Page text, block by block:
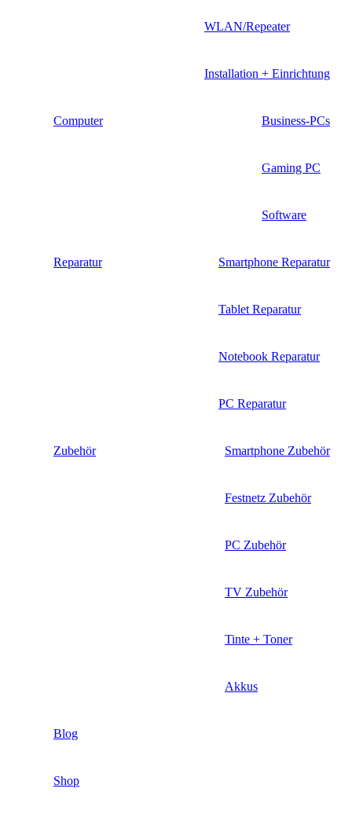
WLAN/Repeater
Installation + Einrichtung
Computer Business-PCs
Gaming PC
Software
Reparatur Smartphone Reparatur
Tablet Reparatur
Notebook Reparatur
PC Reparatur
Zubehör Smartphone Zubehör
Festnetz Zubehör
PC Zubehör
TV Zubehör
Tinte + Toner
Akkus
Blog
Shop